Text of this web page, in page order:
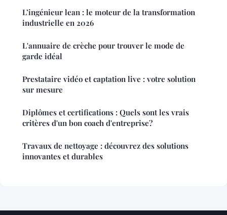
L’ingénieur lean : le moteur de la transformation
industrielle en 2026
L'annuaire de crèche pour trouver le mode de
garde idéal
Prestataire vidéo et captation live : votre solution
sur mesure
Diplômes et certifications : Quels sont les vrais
critères d'un bon coach d'entreprise?
Travaux de nettoyage : découvrez des solutions
innovantes et durables